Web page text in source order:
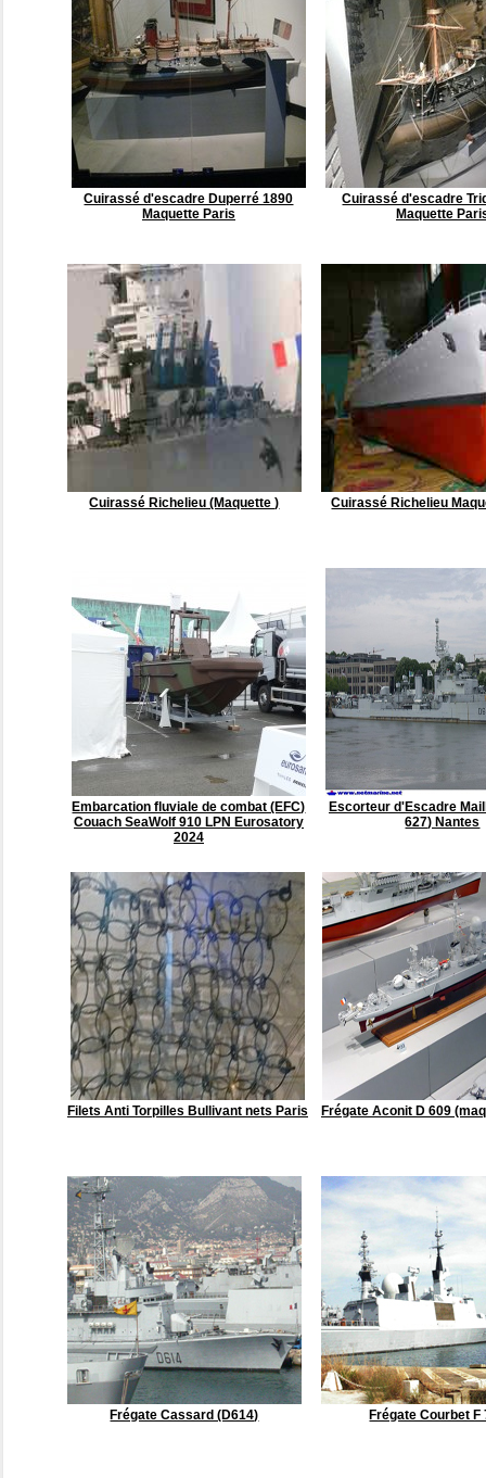
Cuirassé d'escadre Duperré 1890
Maquette Paris
Cuirassé d'escadre
Maquette
Cuirassé Richelieu (Maquette ) Cuirassé Richelieu
Embarcation fluviale de combat (EFC)
Couach SeaWolf 910 LPN Eurosatory
2024
Escorteur d'Escadre
627) Nantes
Filets Anti Torpilles Bullivant nets Paris Frégate Aconit D 609
Frégate Cassard (D614) Frégate Courbet F